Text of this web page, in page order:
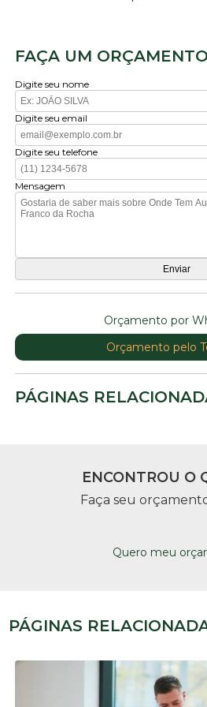
FAÇA UM ORÇAMENTO
Digite seu nome
Digite seu email
Digite seu telefone
Mensagem
Orçamento por
Orçamento pelo
PÁGINAS
ENCONTROU O
Faça seu
Quero meu
PÁGINAS